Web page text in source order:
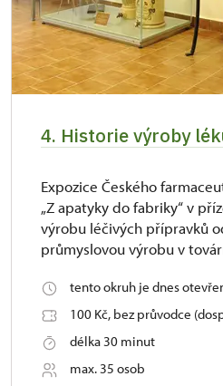
4. Historie výroby
Expozice Českého
„Z apatyky do fabriky“ v
výrobu léčivých přípravků
průmyslovou výrobu v
tento okruh je dnes
100 Kč, bez průvodce
délka 30 minut
max. 35 osob